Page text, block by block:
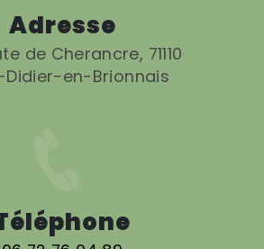
Adresse
de Cherancre, 71110
Didier-en-Brionnais